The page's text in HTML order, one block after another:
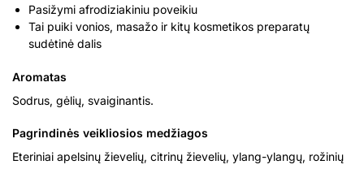
Pasižymi afrodiziakiniu poveikiu
Tai puiki vonios, masažo ir kitų kosmetikos preparatų
sudėtinė dalis
Aromatas
Sodrus, gėlių, svaiginantis.
Pagrindinės veikliosios medžiagos
Eteriniai apelsinų žievelių, citrinų žievelių, ylang-ylangų, rožinių